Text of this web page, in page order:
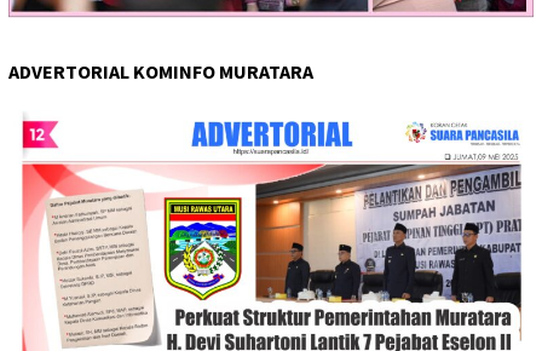
ADVERTORIAL KOMINFO MURATARA